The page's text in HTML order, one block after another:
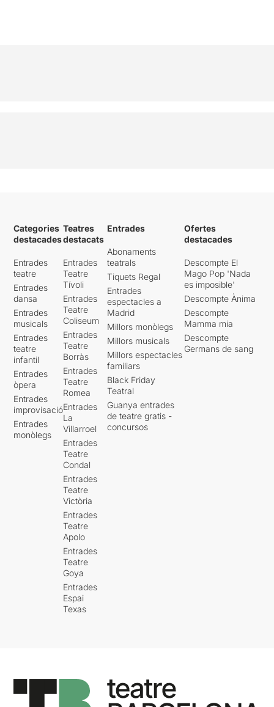
Categories
destacades
Entrades
teatre
Entrades
dansa
Entrades
musicals
Entrades
teatre
infantil
Entrades
òpera
Entrades
improvisació
Entrades
monòlegs
Teatres
destacats
Entrades
Teatre
Tívoli
Entrades
Teatre
Coliseum
Entrades
Teatre
Borràs
Entrades
Teatre
Romea
Entrades
La
Villarroel
Entrades
Teatre
Condal
Entrades
Teatre
Victòria
Entrades
Teatre
Apolo
Entrades
Teatre
Goya
Entrades
Espai
Texas
Entrades
Abonaments
teatrals
Tiquets Regal
Entrades
espectacles a
Madrid
Millors monòlegs
Millors musicals
Millors espectacles
familiars
Black Friday
Teatral
Guanya entrades
de teatre gratis -
concursos
Ofertes
destacades
Descompte El
Mago Pop 'Nada
es imposible'
Descompte Ànima
Descompte
Mamma mia
Descompte
Germans de sang